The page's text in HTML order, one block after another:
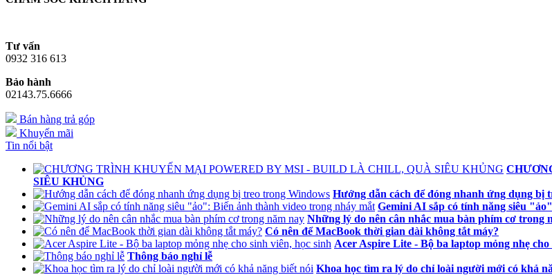
Tư vấn
0932 316 613
Bảo hành
02143.75.6666
Bán hàng trả góp
Khuyến mãi
Tin nổi bật
SIÊU KHỦNG
Hướng dẫn cách để đóng nhanh ứng dụng bị
Gemini AI sắp có tính năng siêu
Những lý do nên cân nhắc mua bàn phím cơ trong
Có nên để MacBook thời gian dài không tắt máy?
Acer Aspire Lite - Bộ ba laptop mỏng nhẹ cho
Thông báo nghỉ lễ
Khoa học tìm ra lý do chỉ loài người mới có khả